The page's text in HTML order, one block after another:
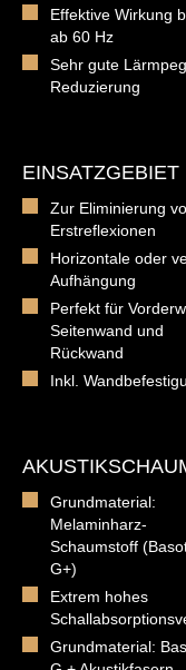
Effektive Wirkung
ab 60 Hz
Sehr gute
Reduzierung
EINSATZGEBIET
Zur Eliminierung
Erstreflexionen
Horizontale oder
Aufhängung
Perfekt für
Seitenwand und
Rückwand
Inkl.
Grundmaterial:
Melaminharz-
Schaumstoff
G+)
Extrem hohes
Grundmaterial: